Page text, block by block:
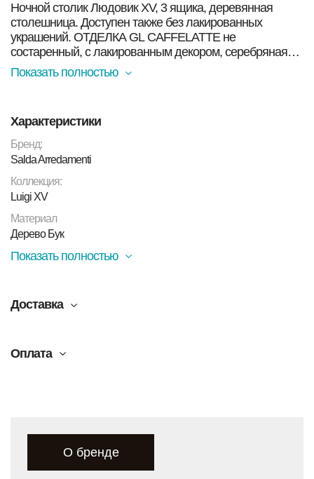
Ночной столик Людовик XV, 3 ящика, деревянная
столешница. Доступен также без лакированных
украшений. ОТДЕЛКА GL CAFFELATTE не
состаренный, с лакированным декором, серебряная
латунь с белой патиной
Показать полностью
Характеристики
Бренд:
Salda Arredamenti
Коллекция:
Luigi XV
Материал
Дерево Бук
Показать полностью
Доставка
Оплата
О бренде